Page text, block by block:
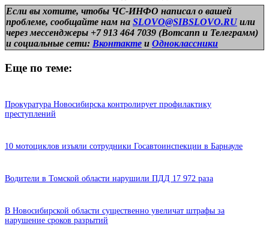
Если вы хотите, чтобы ЧС-ИНФО написал о вашей
проблеме, сообщайте нам на SLOVO@SIBSLOVO.RU или
через мессенджеры +7 913 464 7039 (Вотсапп и Телеграмм)
и социальные сети: Вконтакте и Одноклассники
Еще по теме:
Прокуратура Новосибирска контролирует профилактику
преступлений
10 мотоциклов изъяли сотрудники Госавтоинспекции в Барнауле
Водители в Томской области нарушили ПДД 17 972 раза
В Новосибирской области существенно увеличат штрафы за
нарушение сроков разрытий